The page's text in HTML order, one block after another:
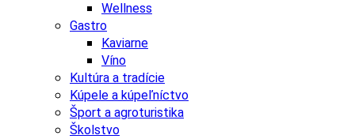
Wellness
Gastro
Kaviarne
Víno
Kultúra a tradície
Kúpele a kúpeľníctvo
Šport a agroturistika
Školstvo